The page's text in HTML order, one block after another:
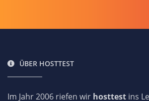
ÜBER HOSTTEST
Im Jahr 2006 riefen wir hosttest ins